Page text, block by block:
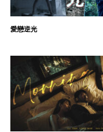
愛戀逆光